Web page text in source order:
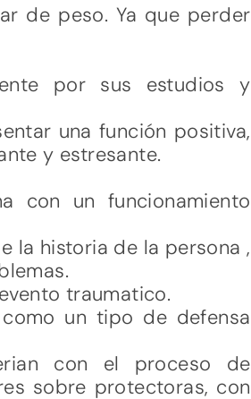
de peso. Ya que perder
por sus estudios y
una función positiva,
y estresante.
con un funcionamiento
la historia de la persona ,
traumatico.
un tipo de defensa
con el proceso de
sobre protectoras, con